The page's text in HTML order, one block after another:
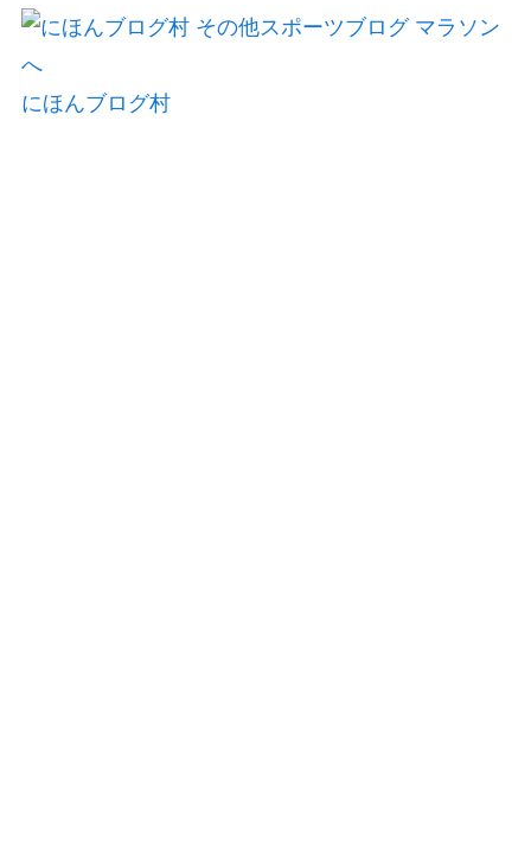
にほんブログ村